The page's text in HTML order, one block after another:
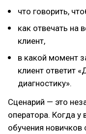
что говорить,
как отвечать на
клиент,
в какой момент
клиент ответит
диагностику».
Сценарий — это
оператора. Когда у
обучения